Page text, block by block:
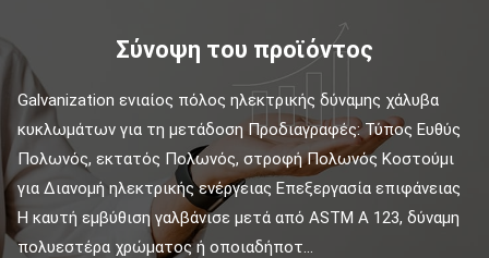
Σύνοψη του προϊόντος
Galvanization ενιαίος πόλος ηλεκτρικής δύναμης χάλυβα
κυκλωμάτων για τη μετάδοση Προδιαγραφές: Τύπος Ευθύς
Πολωνός, εκτατός Πολωνός, στροφή Πολωνός Κοστούμι
για Διανομή ηλεκτρικής ενέργειας Επεξεργασία επιφάνειας
Η καυτή εμβύθιση γαλβάνισε μετά από ASTM Α 123, δύναμη
πολυεστέρα χρώματος ή οποιαδήποτ...